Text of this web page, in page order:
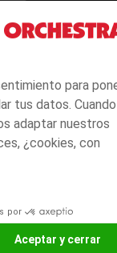
para
tus datos. Cuando
adaptar nuestros
¿cookies, con
por
Aceptar y cerrar
MODOS DE
Entrega a
De 5 a 8 días